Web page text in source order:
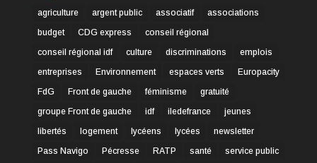
agriculture argent public associatif
associations
budget
CDG express
conseil régional
conseil régional idf
culture discriminations
emplois
entreprises
Environnement espaces verts
Europacity
FdG
Front de gauche féminisme
gratuité
groupe Front de gauche
idf iledefrance
jeunes
libertés
logement lycéens lycées
newsletter
Pass Navigo
Pécresse RATP santé
service public